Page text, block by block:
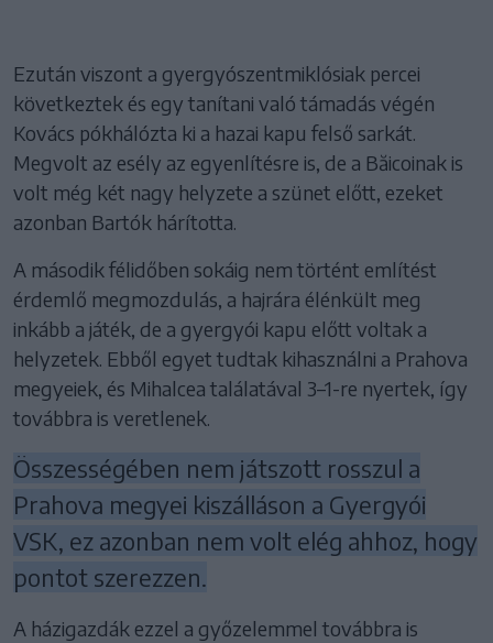
Ezután viszont a gyergyószentmiklósiak percei
következtek és egy tanítani való támadás végén
Kovács pókhálózta ki a hazai kapu felső sarkát.
Megvolt az esély az egyenlítésre is, de a Băicoinak is
volt még két nagy helyzete a szünet előtt, ezeket
azonban Bartók hárította.
A második félidőben sokáig nem történt említést
érdemlő megmozdulás, a hajrára élénkült meg
inkább a játék, de a gyergyói kapu előtt voltak a
helyzetek. Ebből egyet tudtak kihasználni a Prahova
megyeiek, és Mihalcea találatával 3–1-re nyertek, így
továbbra is veretlenek.
Összességében nem játszott rosszul a
Prahova megyei kiszálláson a Gyergyói
VSK, ez azonban nem volt elég ahhoz, hogy
pontot szerezzen.
A házigazdák ezzel a győzelemmel továbbra is